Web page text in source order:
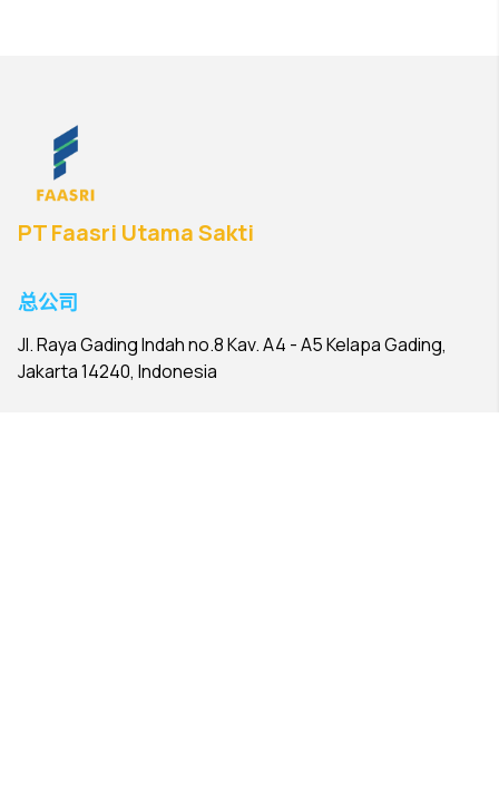
PT Faasri Utama Sakti
总公司
Jl. Raya Gading Indah no.8 Kav. A4 - A5 Kelapa Gading,
Jakarta 14240, Indonesia